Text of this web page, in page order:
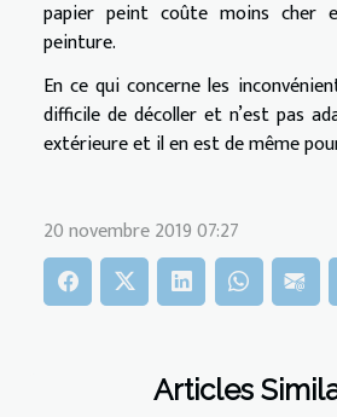
Articles
papier peint coûte moins cher
peinture.
En ce qui concerne les
difficile de décoller et n’est pas
extérieure et il en est de même
20 novembre 2019 07:27